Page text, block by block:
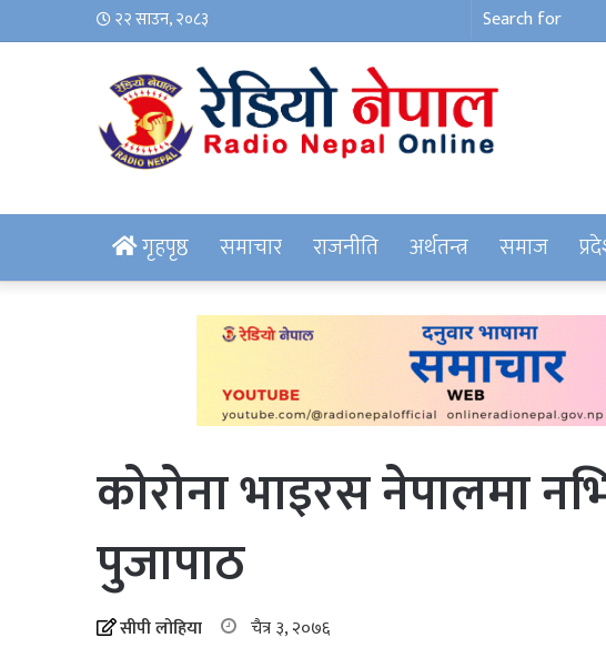
२२ साउन, २०८३
गृहपृष्ठ समाचार राजनीति अर्थतन्त्र समाज
कोरोना भाइरस नेपालमा
पुजापाठ
सीपी लोहिया चैत्र ३, २०७६